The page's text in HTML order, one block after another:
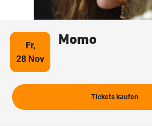
Fr,
28 Nov
Momo
Tickets kaufen